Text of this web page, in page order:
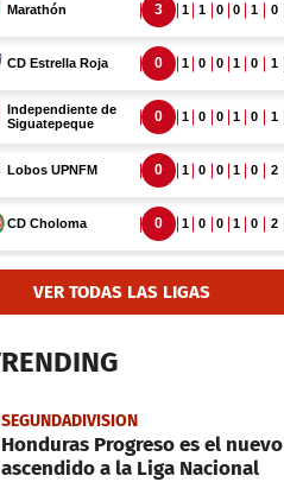
VER TODAS LAS LIGAS
SEGUNDADIVISION
Honduras Progreso es el nuevo
ascendido a la Liga Nacional